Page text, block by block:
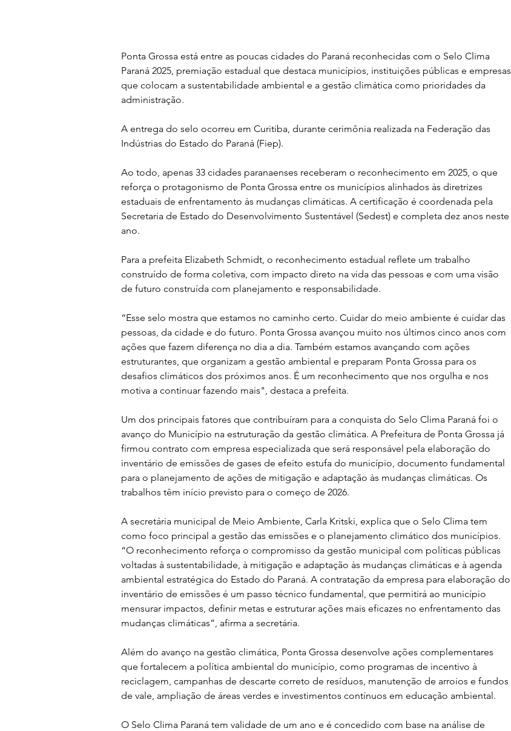
Ponta Grossa está entre as poucas cidades do Paraná reconhecidas com o Selo Clima
Paraná 2025, premiação estadual que destaca municípios, instituições públicas e empresas
que colocam a sustentabilidade ambiental e a gestão climática como prioridades da
administração.
A entrega do selo ocorreu em Curitiba, durante cerimônia realizada na Federação das
Indústrias do Estado do Paraná (Fiep).
Ao todo, apenas 33 cidades paranaenses receberam o reconhecimento em 2025, o que
reforça o protagonismo de Ponta Grossa entre os municípios alinhados às diretrizes
estaduais de enfrentamento às mudanças climáticas. A certificação é coordenada pela
Secretaria de Estado do Desenvolvimento Sustentável (Sedest) e completa dez anos neste
ano.
Para a prefeita Elizabeth Schmidt, o reconhecimento estadual reflete um trabalho
construído de forma coletiva, com impacto direto na vida das pessoas e com uma visão
de futuro construída com planejamento e responsabilidade.
“Esse selo mostra que estamos no caminho certo. Cuidar do meio ambiente é cuidar das
pessoas, da cidade e do futuro. Ponta Grossa avançou muito nos últimos cinco anos com
ações que fazem diferença no dia a dia. Também estamos avançando com ações
estruturantes, que organizam a gestão ambiental e preparam Ponta Grossa para os
desafios climáticos dos próximos anos. É um reconhecimento que nos orgulha e nos
motiva a continuar fazendo mais", destaca a prefeita.
Um dos principais fatores que contribuíram para a conquista do Selo Clima Paraná foi o
avanço do Município na estruturação da gestão climática. A Prefeitura de Ponta Grossa já
firmou contrato com empresa especializada que será responsável pela elaboração do
inventário de emissões de gases de efeito estufa do município, documento fundamental
para o planejamento de ações de mitigação e adaptação às mudanças climáticas. Os
trabalhos têm início previsto para o começo de 2026.
A secretária municipal de Meio Ambiente, Carla Kritski, explica que o Selo Clima tem
como foco principal a gestão das emissões e o planejamento climático dos municípios.
“O reconhecimento reforça o compromisso da gestão municipal com políticas públicas
voltadas à sustentabilidade, à mitigação e adaptação às mudanças climáticas e à agenda
ambiental estratégica do Estado do Paraná. A contratação da empresa para elaboração do
inventário de emissões é um passo técnico fundamental, que permitirá ao município
mensurar impactos, definir metas e estruturar ações mais eficazes no enfrentamento das
mudanças climáticas”, afirma a secretária.
Além do avanço na gestão climática, Ponta Grossa desenvolve ações complementares
que fortalecem a política ambiental do município, como programas de incentivo à
reciclagem, campanhas de descarte correto de resíduos, manutenção de arroios e fundos
de vale, ampliação de áreas verdes e investimentos contínuos em educação ambiental.
O Selo Clima Paraná tem validade de um ano e é concedido com base na análise de